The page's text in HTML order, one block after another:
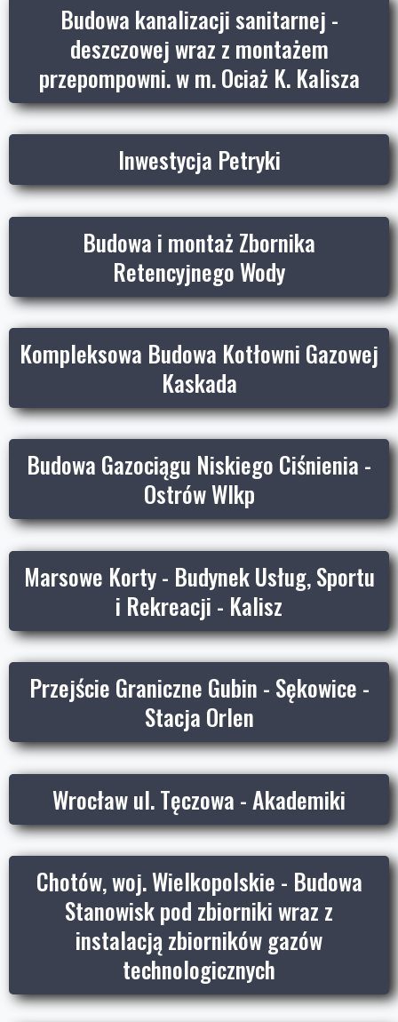
Budowa kanalizacji sanitarnej -
deszczowej wraz z montażem
przepompowni. w m. Ociaż K. Kalisza
Inwestycja Petryki
Budowa i montaż Zbornika
Retencyjnego Wody
Kompleksowa Budowa Kotłowni Gazowej
Kaskada
Budowa Gazociągu Niskiego Ciśnienia -
Ostrów Wlkp
Marsowe Korty - Budynek Usług, Sportu
i Rekreacji - Kalisz
Przejście Graniczne Gubin - Sękowice -
Stacja Orlen
Wrocław ul. Tęczowa - Akademiki
Chotów, woj. Wielkopolskie - Budowa
Stanowisk pod zbiorniki wraz z
instalacją zbiorników gazów
technologicznych